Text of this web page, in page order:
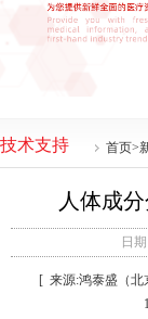
技术支持 首页>
人体成
日
[ 来源:鸿泰盛（北